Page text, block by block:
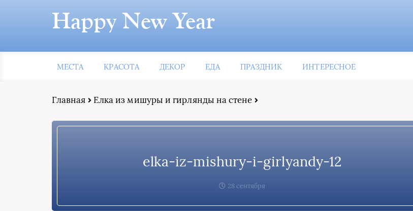
Happy New Year
МЕСТА КРАСОТА ДЕКОР ЕДА ПРАЗДНИК ИНТЕРЕСНОЕ
Главная Елка из мишуры и гирлянды на стене
elka-iz-mishury-i-girlyandy-12
28 сентября